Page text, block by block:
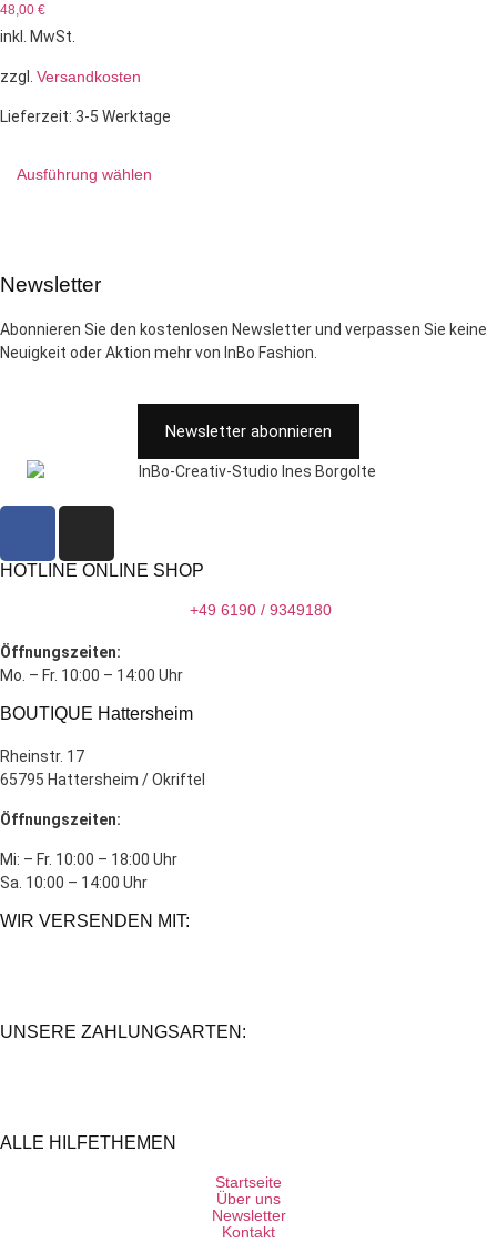
48,00 €
inkl. MwSt.
zzgl. Versandkosten
Lieferzeit: 3-5 Werktage
Ausführung wählen
Newsletter
Abonnieren Sie den kostenlosen Newsletter und verpassen Sie keine
Neuigkeit oder Aktion mehr von InBo Fashion.
Newsletter abonnieren
HOTLINE ONLINE SHOP
+49 6190 / 9349180
Öffnungszeiten:
Mo. – Fr. 10:00 – 14:00 Uhr
BOUTIQUE Hattersheim
Rheinstr. 17
65795 Hattersheim / Okriftel
Öffnungszeiten:
Mi: – Fr. 10:00 – 18:00 Uhr
Sa. 10:00 – 14:00 Uhr
WIR VERSENDEN MIT:
UNSERE ZAHLUNGSARTEN:
ALLE HILFETHEMEN
Startseite
Über uns
Newsletter
Kontakt